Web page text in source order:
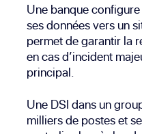
Une banque
ses données vers un
permet de garantir la
en cas d’incident
principal.
Une DSI dans un
milliers de postes et